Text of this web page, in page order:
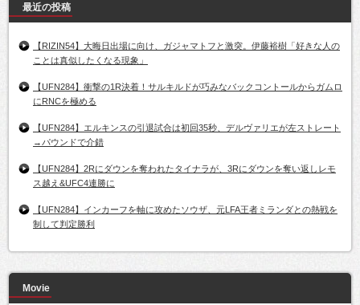
最近の投稿
【RIZIN54】大晦日出場に向け、ガジャマトフと激突。伊藤裕樹「好きな人の
ことは真似したくなる現象」
【UFN284】衝撃の1R決着！サルキルドが巧みなバックコントールからガムロ
にRNCを極める
【UFN284】エルキンスの引退試合は初回35秒、デルヴァリエが左ストレート
→パウンドで介錯
【UFN284】2Rにダウンを奪われたタイナラが、3Rにダウンを奪い返しレモ
ス越え&UFC4連勝に
【UFN284】インカーフを軸に攻めたソウザ、元LFA王者ミランダとの熱戦を
制して判定勝利
Movie